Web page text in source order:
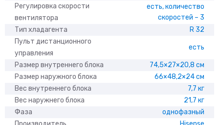
Регулировка скорости
вентилятора
есть, количество
скоростей – 3
Тип хладагента
R 32
Пульт дистанционного
управления
есть
Размер внутреннего блока
74,5×27×20,8 см
Размер наружного блока
66×48,2×24 см
Вес внутреннего блока
7,7 кг
Вес наружнего блока
21,7 кг
Фаза
однофазный